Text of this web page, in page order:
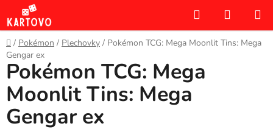
Prejsť
na
obsah
Hľadať
KOŠÍK
Domov
/ Pokémon / Plechovky / Pokémon TCG: Mega Moonlit Tins: Mega
Gengar ex
Pokémon TCG: Mega
Moonlit Tins: Mega
Gengar ex